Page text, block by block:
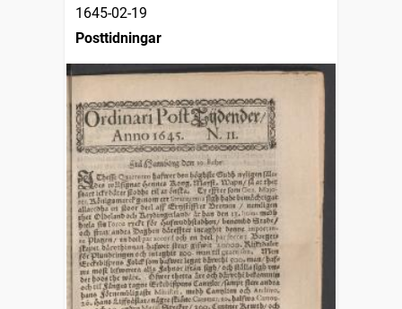
1645-02-19
Posttidningar